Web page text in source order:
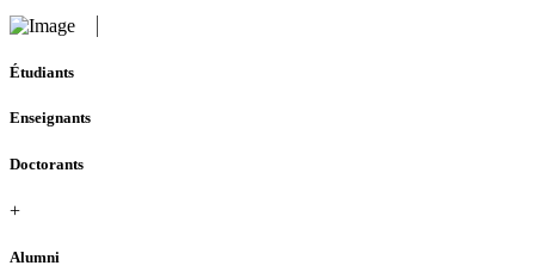
Étudiants
Enseignants
Doctorants
+
Alumni